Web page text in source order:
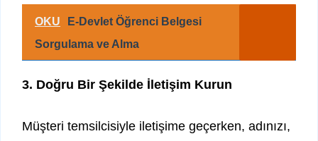
OKU
E-Devlet Öğrenci Belgesi
Sorgulama ve Alma
3. Doğru Bir Şekilde İletişim Kurun
Müşteri temsilcisiyle iletişime geçerken, adınızı,